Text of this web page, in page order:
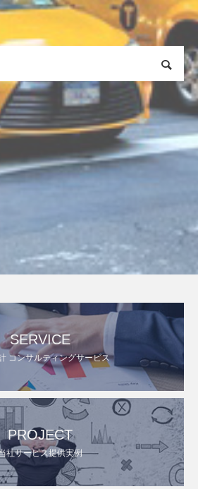
SERVICE
コンサルティングサービス
PROJECT
社サービス提供実例